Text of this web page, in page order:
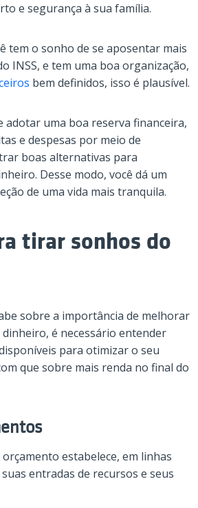
e segurança à sua família.
tem o sonho de se aposentar mais
INSS, e tem uma boa organização,
bem definidos, isso é plausível.
adotar uma boa reserva financeira,
e despesas por meio de
boas alternativas para
Desse modo, você dá um
de uma vida mais tranquila.
tirar sonhos do
sobre a importância de melhorar
dinheiro, é necessário entender
para otimizar o seu
que sobre mais renda no final do
estabelece, em linhas
entradas de recursos e seus